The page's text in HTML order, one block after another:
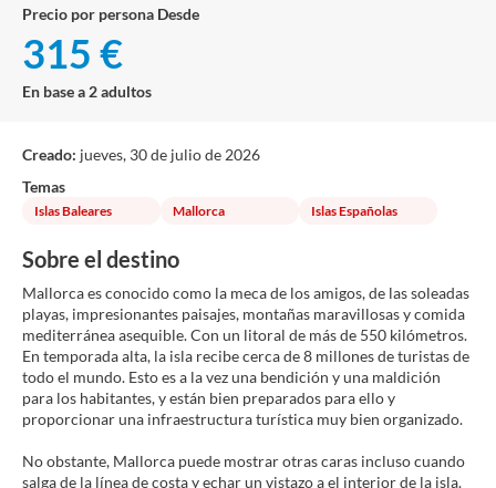
precio por persona Desde
315 €
En base a 2 adultos
Creado: jueves, 30 de julio de 2026
Temas
Islas Baleares Mallorca Islas Españolas
Sobre el destino
Mallorca es conocido como la meca de los amigos, de las soleadas
playas, impresionantes paisajes, montañas maravillosas y comida
mediterránea asequible. Con un litoral de más de 550 kilómetros.
En temporada alta, la isla recibe cerca de 8 millones de turistas de
todo el mundo. Esto es a la vez una bendición y una maldición
para los habitantes, y están bien preparados para ello y
proporcionar una infraestructura turística muy bien organizado.
No obstante, Mallorca puede mostrar otras caras incluso cuando
salga de la línea de costa y echar un vistazo a el interior de la isla.